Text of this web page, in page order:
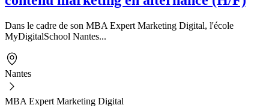
Dans le cadre de son MBA Expert Marketing Digital, l'école
MyDigitalSchool Nantes...
Nantes
MBA Expert Marketing Digital